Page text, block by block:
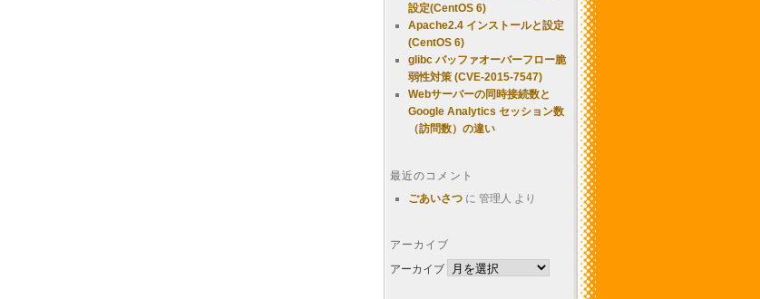
設定(CentOS 6)
Apache2.4 インストールと設定
(CentOS 6)
glibc バッファオーバーフロー脆
弱性対策 (CVE-2015-7547)
Webサーバーの同時接続数と
Google Analytics セッション数
（訪問数）の違い
最近のコメント
ごあいさつに 管理人 より
アーカイブ
アーカイブ